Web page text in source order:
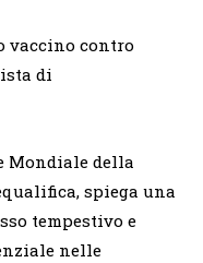
vaccino contro
di
Mondiale della
spiega una
tempestivo e
nelle